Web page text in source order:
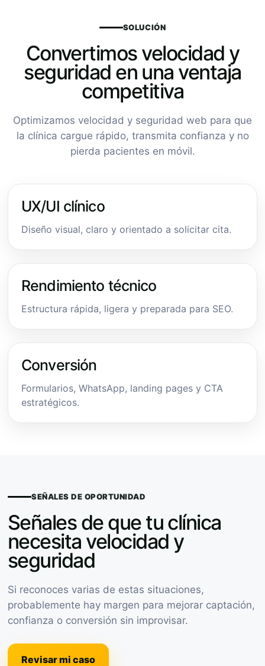
SOLUCIÓN
Convertimos velocidad y
seguridad en una ventaja
competitiva
Optimizamos velocidad y seguridad web para que
la clínica cargue rápido, transmita confianza y no
pierda pacientes en móvil.
UX/UI clínico
Diseño visual, claro y orientado a solicitar cita.
Rendimiento técnico
Estructura rápida, ligera y preparada para SEO.
Conversión
Formularios, WhatsApp, landing pages y CTA
estratégicos.
SEÑALES DE OPORTUNIDAD
Señales de que tu clínica
necesita velocidad y
seguridad
Si reconoces varias de estas situaciones,
probablemente hay margen para mejorar captación,
confianza o conversión sin improvisar.
Revisar mi caso